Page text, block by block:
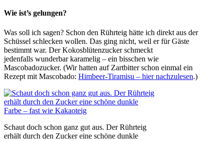
Wie ist’s gelungen?
Was soll ich sagen? Schon den Rührteig hätte ich direkt aus der
Schüssel schlecken wollen. Das ging nicht, weil er für Gäste
bestimmt war. Der Kokosblütenzucker schmeckt
jedenfalls wunderbar karamelig – ein bisschen wie
Mascobadozucker. (Wir hatten auf Zartbitter schon einmal ein
Rezept mit Mascobado: Himbeer-Tiramisu – hier nachzulesen.)
Schaut doch schon ganz gut aus. Der Rührteig
erhält durch den Zucker eine schöne dunkle